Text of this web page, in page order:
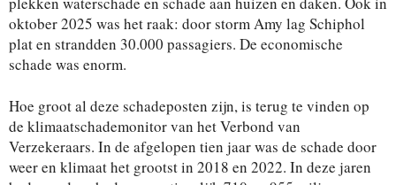
oktober 2025 was het raak: door storm Amy lag Schiphol
plat en strandden 30.000 passagiers. De economische
schade was enorm.
Hoe groot al deze schadeposten zijn, is terug te vinden op
de klimaatschademonitor van het Verbond van
Verzekeraars. In de afgelopen tien jaar was de schade door
weer en klimaat het grootst in 2018 en 2022. In deze jaren